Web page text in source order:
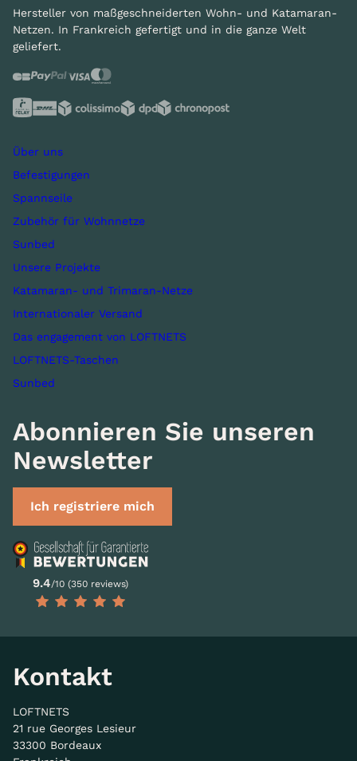
Hersteller von maßgeschneiderten Wohn- und Katamaran-
Netzen. In Frankreich gefertigt und in die ganze Welt
geliefert.
Über uns
Befestigungen
Spannseile
Zubehör für Wohnnetze
Sunbed
Unsere Projekte
Katamaran- und Trimaran-Netze
Internationaler Versand
Das engagement von LOFTNETS
LOFTNETS-Taschen
Sunbed
Abonnieren Sie unseren
Newsletter
Ich registriere mich
9.4/10 (350 reviews)
Kontakt
LOFTNETS
21 rue Georges Lesieur
33300 Bordeaux